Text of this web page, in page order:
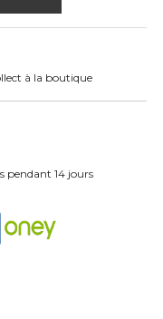
à la boutique
pendant 14 jours